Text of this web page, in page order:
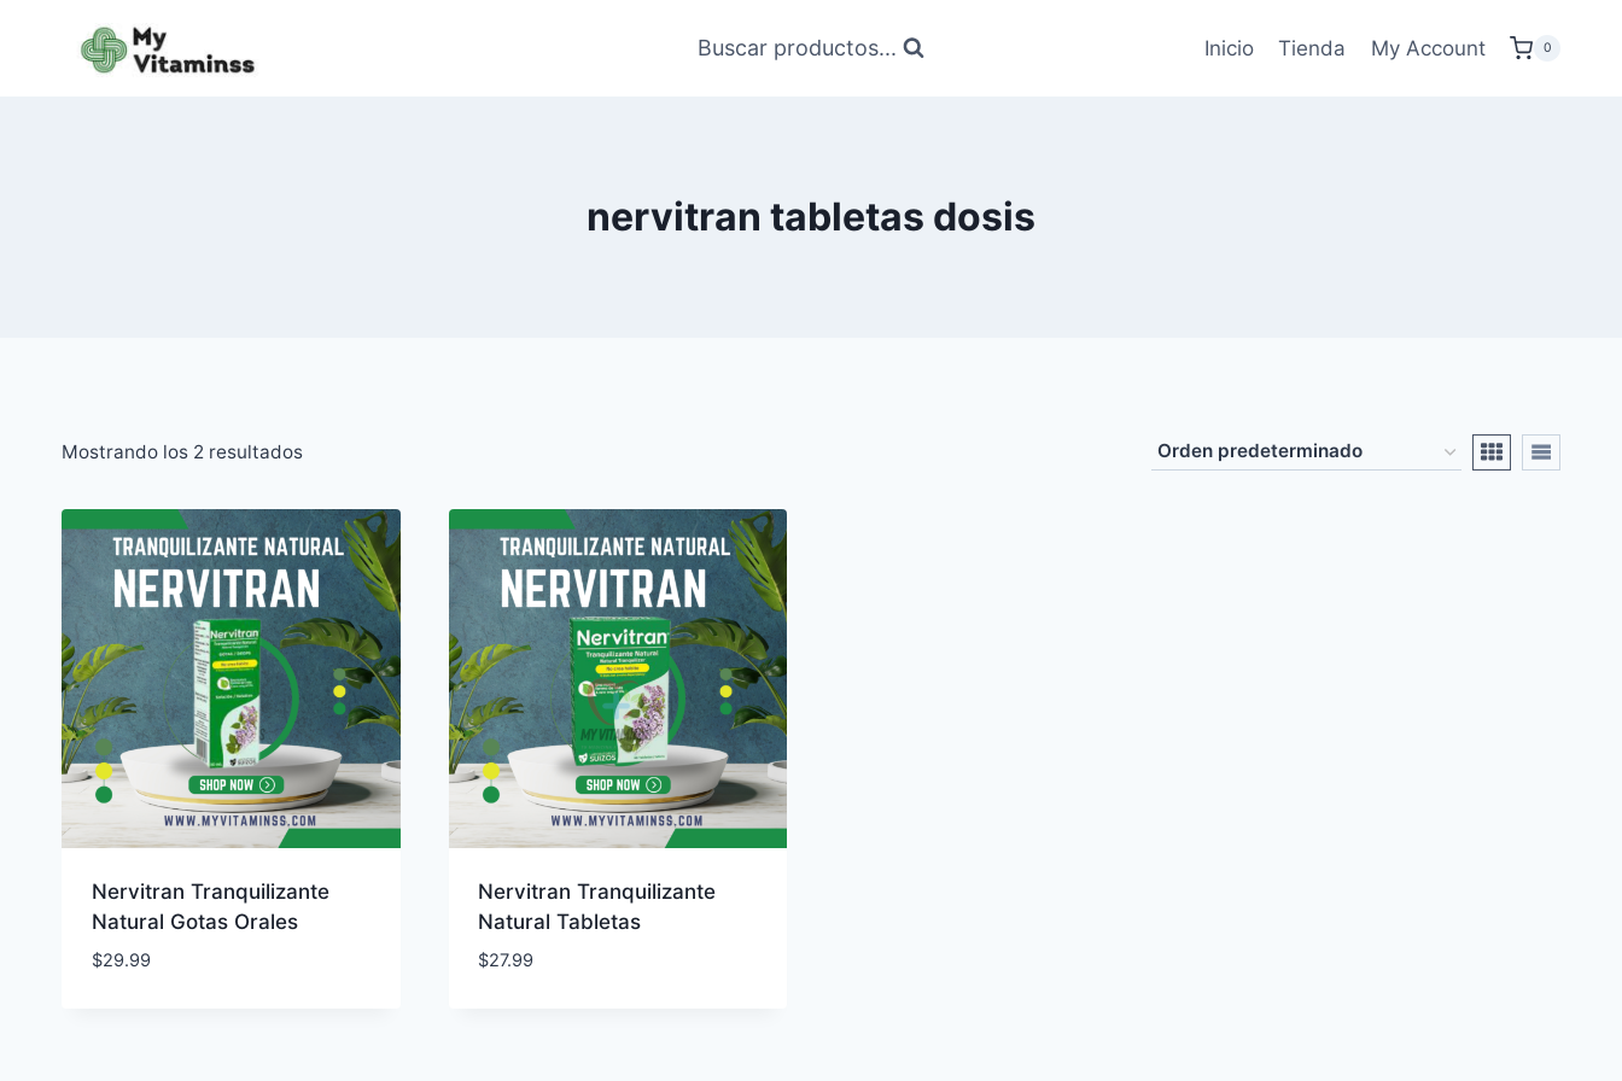
Buscar productos... Inicio Tienda My Account 0
nervitran tabletas dosis
Mostrando los 2 resultados
Nervitran Tranquilizante
Natural Gotas Orales
$29.99
Nervitran Tranquilizante
Natural Tabletas
$27.99